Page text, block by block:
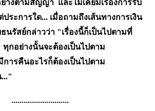
างตามสัญญา และไม่เคยมีเรื่องการรับ
ประการใด... เมื่อถามถึงเส้นทางการเงิน
นรัสย์กล่าวว่า "เรื่องนี้ก็เป็นไปตามที่
ทุกอย่างนั้นจะต้องเป็นไปตาม
การคืนอะไรก็ต้องเป็นไปตาม
............................